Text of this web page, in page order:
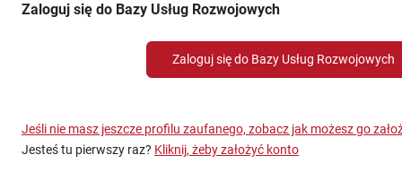
Zaloguj się do Bazy Usług Rozwojowych
Zaloguj się do Bazy Usług Rozwojowych
Jeśli nie masz jeszcze profilu zaufanego, zobacz jak możesz go
Jesteś tu pierwszy raz? Kliknij, żeby założyć konto